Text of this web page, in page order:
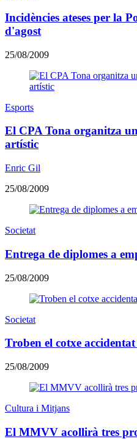
Incidències ateses per la
d'agost
25/08/2009
Esports
El CPA Tona organitza
artístic
Enric Gil
25/08/2009
Societat
Entrega de diplomes a
25/08/2009
Societat
Troben el cotxe
25/08/2009
Cultura i Mitjans
El MMVV acollirà tres